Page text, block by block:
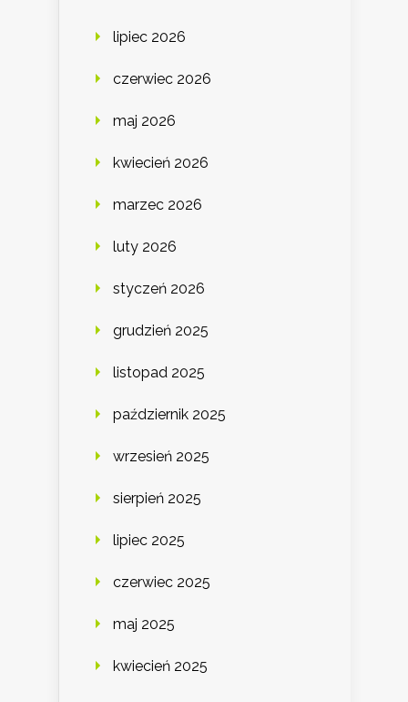
lipiec 2026
czerwiec 2026
maj 2026
kwiecień 2026
marzec 2026
luty 2026
styczeń 2026
grudzień 2025
listopad 2025
październik 2025
wrzesień 2025
sierpień 2025
lipiec 2025
czerwiec 2025
maj 2025
kwiecień 2025